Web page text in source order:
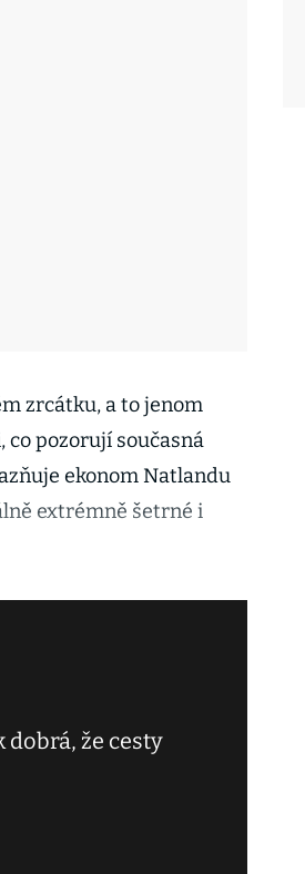
zrcátku, a to jenom
co pozorují současná
ekonom Natlandu
extrémně šetrné i
dobrá, že cesty